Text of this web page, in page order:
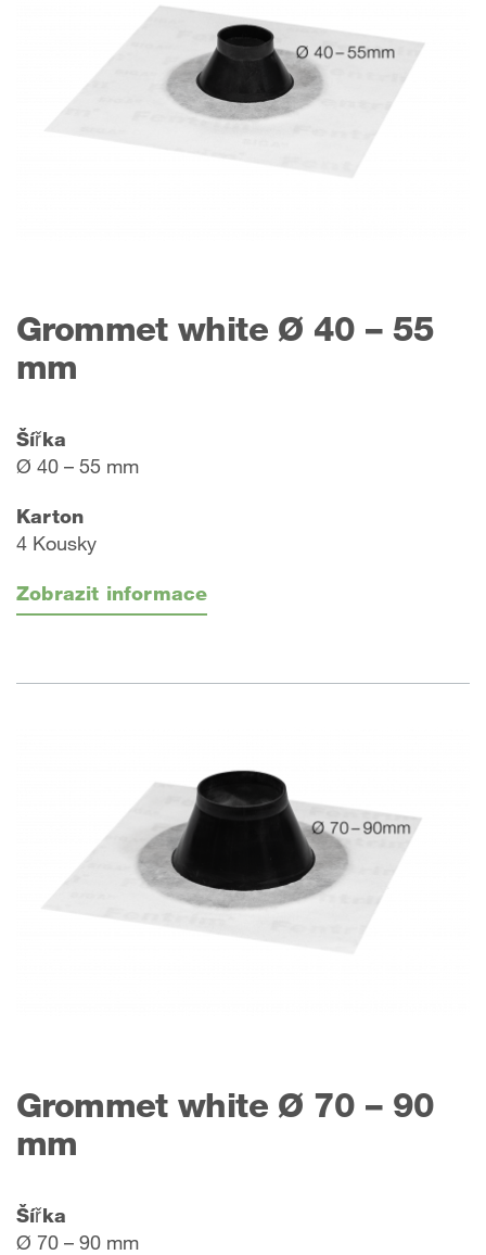
Grommet white Ø 40 – 55
mm
Šířka
Ø 40 – 55 mm
Karton
4 Kousky
Zobrazit informace
Grommet white Ø 70 – 90
mm
Šířka
Ø 70 – 90 mm